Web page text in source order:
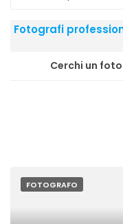
Fotografi
Cerchi un
FOTOGRAFO